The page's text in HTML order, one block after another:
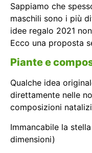
Sappiamo che
maschili sono i più
idee regalo 2021
Ecco una proposta
Piante e
Qualche idea
direttamente nelle
composizioni
Immancabile la
dimensioni)